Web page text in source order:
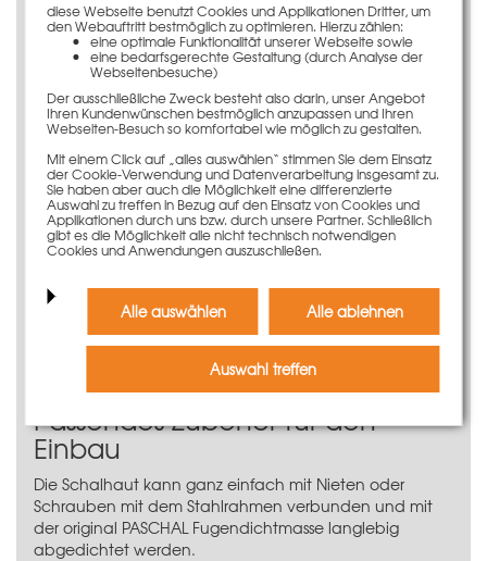
Lange Lebensdauer und damit große
Einsatzhäufigkeit
Beste Betonergebnisse dank
Phenolharzbeschichtung
Anwendungsinformation
Die Schalhaut für das LOGO.3-Element 45 x 340 cm
entspricht den höchsten Qualitätsansprüchen. Die
rundum verlaufende Kantenversiegelung verhindert ein
ungleichmäßiges Aufquellen der Schalhaut am
Plattenrand. Zudem überzeugt die 16 mm starke und
Einsatzhäufigkeit.
und mit Spannstabführungsbuchsen verstärkt, die
ebenso mit PVC-Stopfen verschlossen sind.
Passendes Zubehör für den
Einbau
Die Schalhaut kann ganz einfach mit Nieten oder
Schrauben mit dem Stahlrahmen verbunden und mit
der original PASCHAL Fugendichtmasse langlebig
abgedichtet werden.
diese Webseite benutzt Cookies und Applikationen Dritter, um
den Webauftritt bestmöglich zu optimieren. Hierzu zählen:
eine optimale Funktionalität unserer Webseite sowie
eine bedarfsgerechte Gestaltung (durch Analyse der
Webseitenbesuche)
Der ausschließliche Zweck besteht also darin, unser Angebot
Ihren Kundenwünschen bestmöglich anzupassen und Ihren
Webseiten-Besuch so komfortabel wie möglich zu gestalten.
Mit einem Click auf „alles auswählen“ stimmen Sie dem Einsatz
der Cookie-Verwendung und Datenverarbeitung insgesamt zu.
Sie haben aber auch die Möglichkeit eine differenzierte
Auswahl zu treffen in Bezug auf den Einsatz von Cookies und
Applikationen durch uns bzw. durch unsere Partner. Schließlich
gibt es die Möglichkeit alle nicht technisch notwendigen
Cookies und Anwendungen auszuschließen.
Alle auswählen Alle ablehnen
Auswahl treffen